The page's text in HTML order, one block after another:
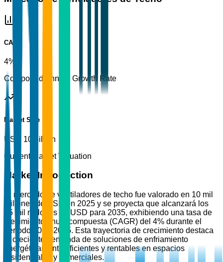
CAGR
4%
Compound Annual Growth Rate
Market Size
USD 10 billion
Current Market Valuation
Market Introduction
El mercado de ventiladores de techo fue valorado en 10 mil
millones de USD en 2025 y se proyecta que alcanzará los
15 mil millones de USD para 2035, exhibiendo una tasa de
crecimiento anual compuesta (CAGR) del 4% durante el
período 2026-2035. Esta trayectoria de crecimiento destaca
la creciente demanda de soluciones de enfriamiento
energéticamente eficientes y rentables en espacios
residenciales y comerciales.